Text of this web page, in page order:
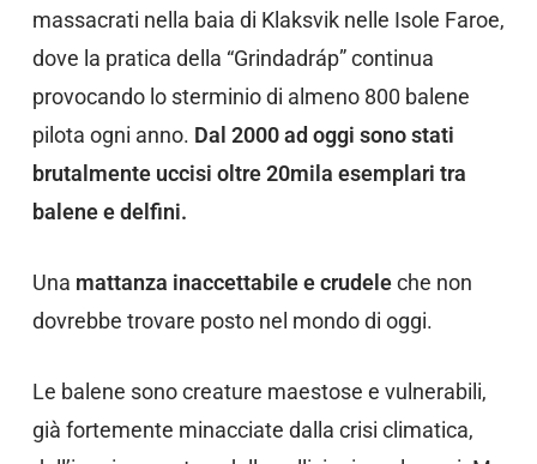
massacrati nella baia di Klaksvik nelle Isole Faroe,
dove la pratica della “Grindadráp” continua
provocando lo sterminio di almeno 800 balene
pilota ogni anno. Dal 2000 ad oggi sono stati
brutalmente uccisi oltre 20mila esemplari tra
balene e delfini.
Una mattanza inaccettabile e crudeleche non
dovrebbe trovare posto nel mondo di oggi.
Le balene sono creature maestose e vulnerabili,
già fortemente minacciate dalla crisi climatica,